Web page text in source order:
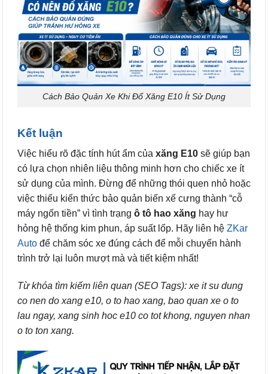
Cách Bảo Quản Xe Khi Đổ Xăng E10 Ít Sử Dụng
Kết luận
Việc hiểu rõ đặc tính hút ẩm của xăng E10 sẽ giúp bạn
có lựa chọn nhiên liệu thông minh hơn cho chiếc xe ít
sử dụng của mình. Đừng để những thói quen nhỏ hoặc
việc thiếu kiến thức bảo quản biến xế cưng thành “cỗ
máy ngốn tiền” vì tình trạng ô tô hao xăng hay hư
hỏng hệ thống kim phun, áp suất lốp. Hãy liên hệ ZKar
Auto để chăm sóc xe đúng cách để mỗi chuyến hành
trình trở lại luôn mượt mà và tiết kiệm nhất!
Từ khóa tìm kiếm liên quan (SEO Tags): xe it su dung
co nen do xang e10, o to hao xang, bao quan xe o to
lau ngay, xang sinh hoc e10 co tot khong, nguyen nhan
o to ton xang.